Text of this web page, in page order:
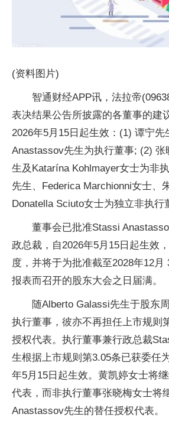
(资料图片)
智通财经APP讯，法拉帝
表决结果公告所披露的各董事的建
2026年5月15日起生效：(1) 谭宁先
Anastassov先生为执行董事; (2) 张
生及Katarína Kohlmayer女士为非
先生、Federica Marchionni女士、
Donatella Sciuto女士为独立非执行
董事会已批准Stassi
政总裁，自2026年5月15日起生效
度，并将于为批准截至2028年12月
报表而召开的股东大会之日届满。
随Alberto Galassi先生于股东
执行董事，彼亦不再担任上市规则
授权代表。执行董事兼行政总裁
生根据上市规则第3.05条已获委任
年5月15日起生效。黄凯婷女士将
代表，而非执行董事张晓梅女士将
Anastassov先生的替任授权代表。